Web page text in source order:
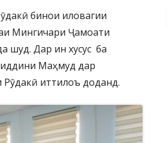
бинои иловагии
Мингичари Ҷамоати
шуд. Дар ин хусус ба
Маҳмуд дар
иттилоъ доданд.